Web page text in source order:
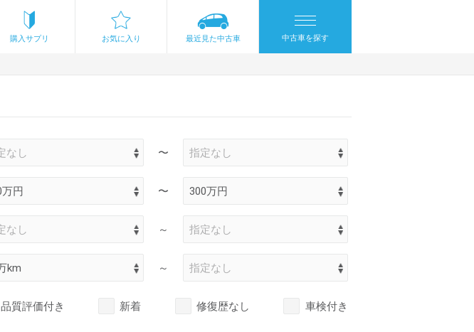
購入サプリ お気に入り 最近見た中古車 中古車を探す
〜
〜
～
～
品質評価付き 新着 修復歴なし 車検付き